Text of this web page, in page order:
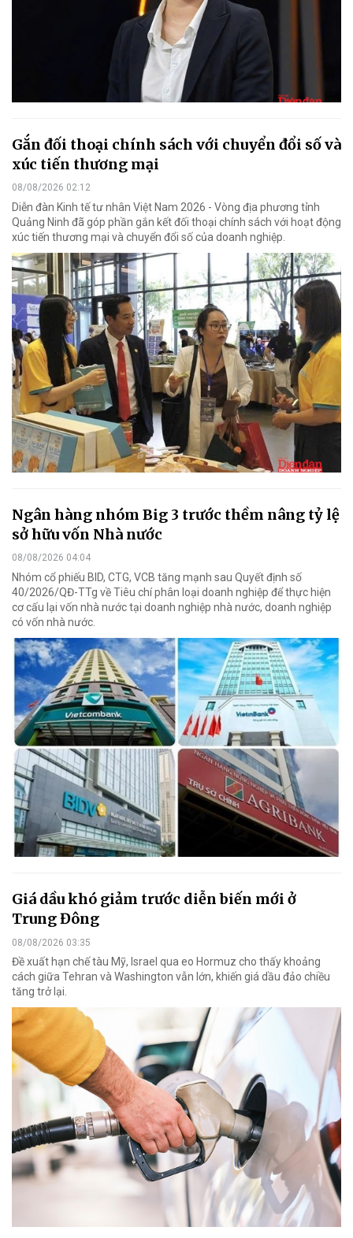
Gắn đối thoại chính sách với chuyển đổi số và
xúc tiến thương mại
08/08/2026 02:12
Diễn đàn Kinh tế tư nhân Việt Nam 2026 - Vòng địa phương tỉnh
Quảng Ninh đã góp phần gắn kết đối thoại chính sách với hoạt động
xúc tiến thương mại và chuyển đổi số của doanh nghiệp.
Ngân hàng nhóm Big 3 trước thềm nâng tỷ lệ
sở hữu vốn Nhà nước
08/08/2026 04:04
Nhóm cổ phiếu BID, CTG, VCB tăng mạnh sau Quyết định số
40/2026/QĐ-TTg về Tiêu chí phân loại doanh nghiệp để thực hiện
cơ cấu lại vốn nhà nước tại doanh nghiệp nhà nước, doanh nghiệp
có vốn nhà nước.
Giá dầu khó giảm trước diễn biến mới ở
Trung Đông
08/08/2026 03:35
Đề xuất hạn chế tàu Mỹ, Israel qua eo Hormuz cho thấy khoảng
cách giữa Tehran và Washington vẫn lớn, khiến giá dầu đảo chiều
tăng trở lại.